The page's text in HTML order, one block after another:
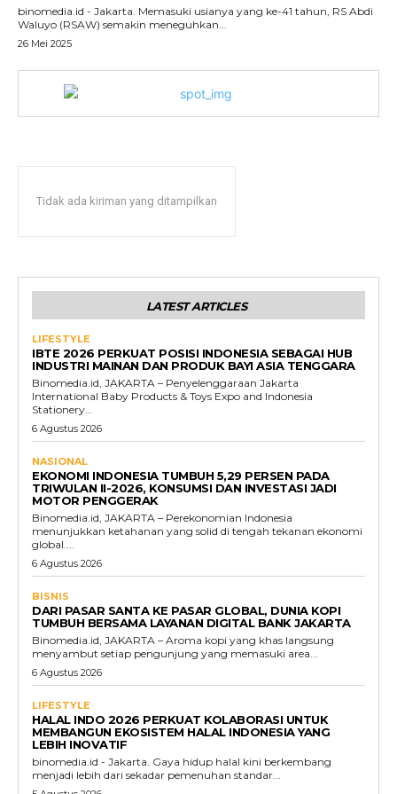
binomedia.id - Jakarta. Memasuki usianya yang ke-41 tahun, RS Abdi
Waluyo (RSAW) semakin meneguhkan...
26 Mei 2025
Tidak ada kiriman yang ditampilkan
LATEST ARTICLES
LIFESTYLE
IBTE 2026 PERKUAT POSISI INDONESIA SEBAGAI HUB
INDUSTRI MAINAN DAN PRODUK BAYI ASIA TENGGARA
Binomedia.id, JAKARTA – Penyelenggaraan Jakarta
International Baby Products & Toys Expo and Indonesia
Stationery...
6 Agustus 2026
NASIONAL
EKONOMI INDONESIA TUMBUH 5,29 PERSEN PADA
TRIWULAN II-2026, KONSUMSI DAN INVESTASI JADI
MOTOR PENGGERAK
Binomedia.id, JAKARTA – Perekonomian Indonesia
menunjukkan ketahanan yang solid di tengah tekanan ekonomi
global....
6 Agustus 2026
BISNIS
DARI PASAR SANTA KE PASAR GLOBAL, DUNIA KOPI
TUMBUH BERSAMA LAYANAN DIGITAL BANK JAKARTA
Binomedia.id, JAKARTA – Aroma kopi yang khas langsung
menyambut setiap pengunjung yang memasuki area...
6 Agustus 2026
LIFESTYLE
HALAL INDO 2026 PERKUAT KOLABORASI UNTUK
MEMBANGUN EKOSISTEM HALAL INDONESIA YANG
LEBIH INOVATIF
binomedia.id - Jakarta. Gaya hidup halal kini berkembang
menjadi lebih dari sekadar pemenuhan standar...